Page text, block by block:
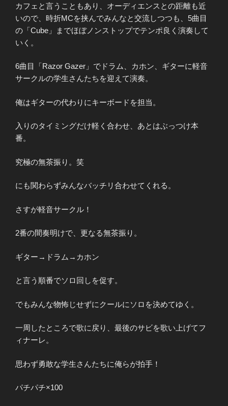
カフェと言うこともあり、オーディエンスとの距離も近
いので、時折MCを挟んでみんなと交流しつつも、5曲目
の「Cube」までほぼノンストップでテンポ良く演奏して
いく。
6曲目「Razor Gazer」でドラム、カホン、ギターに軽音
サークルの学生さんたちを迎えて演奏。
俺はギターの代わりにキーボードを担当。
入りのタイミングだけ軽く合わせ、あとはぶっつけ本
番。
究極の無茶振り。笑
にも関わらずみんなバッチリ合わせてくれる。
さすが軽音サークル！
2番の間奏明けで、更なる無茶振り。
ギター→ドラム→カホン
と言う順番でソロ回しを促す。
でもみんな物怖じせずにクールにソロを決めてゆく。
一周したところで歌に戻り、最後のサビを歌い上げてフ
ィナーレ。
思わず勇敢な学生さんたちに俺らが拍手！
パチパチ×100